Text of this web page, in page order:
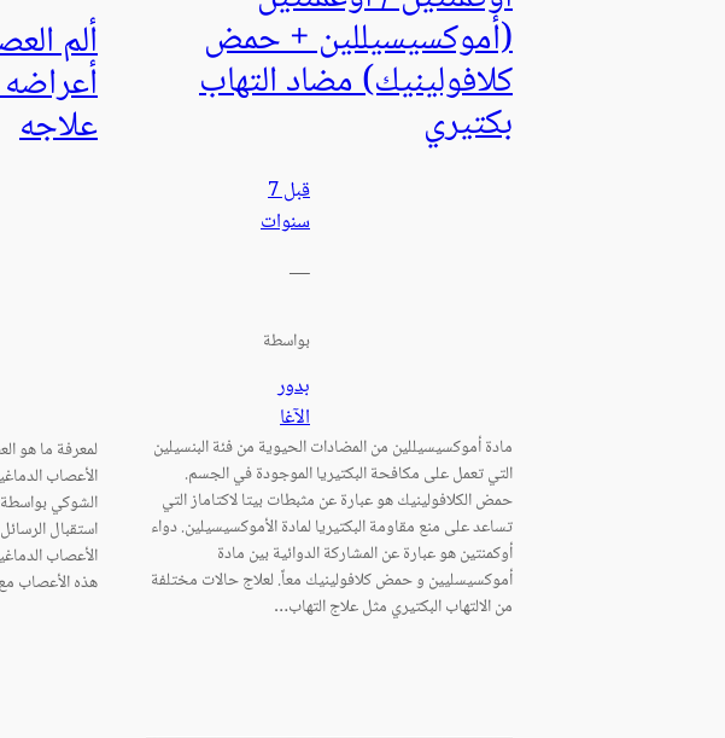
(أموكسيسيللين + حمض
كلافولينيك) مضاد التهاب
بكتيري
قبل 7
سنوات
—
بواسطة
بدور
الآغا
مادة أموكسيسيللين من المضادات الحيوية من فئة البنسيلين
التي تعمل على مكافحة البكتيريا الموجودة في الجسم.
حمض الكلافولينيك هو عبارة عن مثبطات بيتا لاكتاماز التي
تساعد على منع مقاومة البكتيريا لمادة الأموكسيسيلين. دواء
أوكمنتين هو عبارة عن المشاركة الدوائية بين مادة
أموكسيسليين و حمض كلافولينيك معاً. لعلاج حالات مختلفة
من الالتهاب البكتيري مثل علاج التهاب…
ألم
علاجه
لمعرفة ما هو
الأعصاب
الشوكي
الأعصاب
هذه الأعصاب